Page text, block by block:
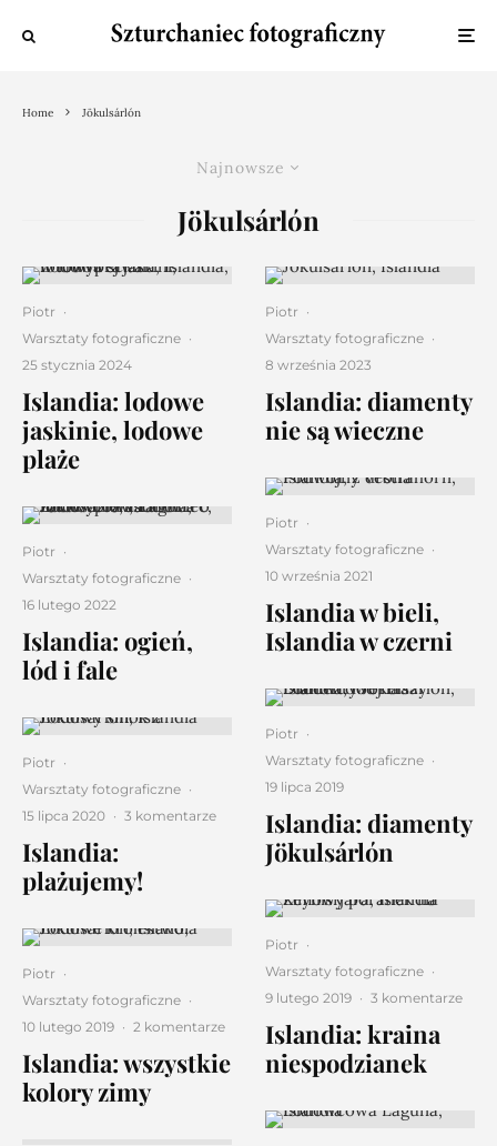
Home Jökulsárlón
Najnowsze
Jökulsárlón
Piotr ·
Warsztaty fotograficzne ·
25 stycznia 2024
Islandia: lodowe
jaskinie, lodowe
plaże
Piotr ·
Warsztaty fotograficzne ·
16 lutego 2022
Islandia: ogień,
lód i fale
Piotr ·
Warsztaty fotograficzne ·
15 lipca 2020 · 3 komentarze
Islandia:
plażujemy!
Piotr ·
Warsztaty fotograficzne ·
10 lutego 2019 · 2 komentarze
Islandia: wszystkie
kolory zimy
Piotr ·
Warsztaty fotograficzne ·
8 września 2023
Islandia: diamenty
nie są wieczne
Piotr ·
Warsztaty fotograficzne ·
10 września 2021
Islandia w bieli,
Islandia w czerni
Piotr ·
Warsztaty fotograficzne ·
19 lipca 2019
Islandia: diamenty
Jökulsárlón
Piotr ·
Warsztaty fotograficzne ·
9 lutego 2019 · 3 komentarze
Islandia: kraina
niespodzianek